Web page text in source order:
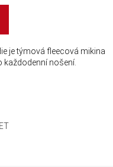
je týmová fleecová mikina
nošení.